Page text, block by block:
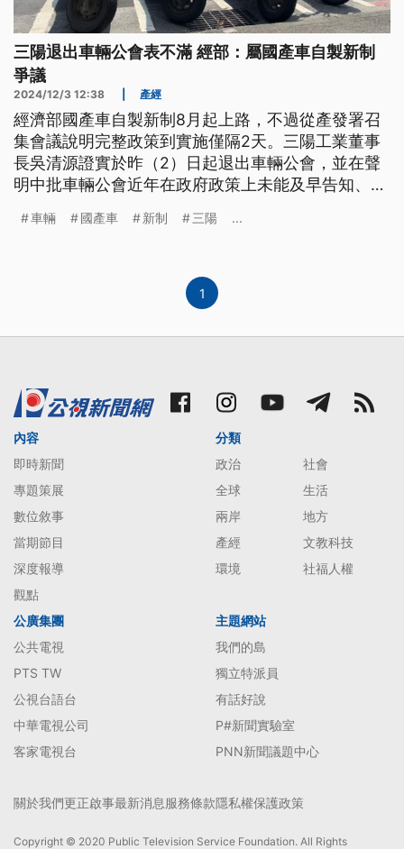
三陽退出車輛公會表不滿 經部：屬國產車自製新制
爭議
2024/12/3 12:38 產經
經濟部國產車自製新制8月起上路，不過從產發署召
集會議說明完整政策到實施僅隔2天。三陽工業董事
長吳清源證實於昨（2）日起退出車輛公會，並在聲
明中批車輛公會近年在政府政策上未能及早告知、協
部則回應，新制上路前已多次向公會與包括三陽在內
車輛 國產車 新制 三陽 ...
1
內容
即時新聞
專題策展
數位敘事
當期節目
深度報導
觀點
分類
政治
社會
全球
生活
兩岸
地方
產經
文教科技
環境
社福人權
公廣集團
公共電視
PTS TW
公視台語台
中華電視公司
客家電視台
主題網站
我們的島
獨立特派員
有話好說
P#新聞實驗室
PNN新聞議題中心
關於我們更正啟事最新消息服務條款隱私權保護政策
Copyright © 2020 Public Television Service Foundation. All Rights